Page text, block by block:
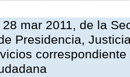
mar 2011, de la
Presidencia,